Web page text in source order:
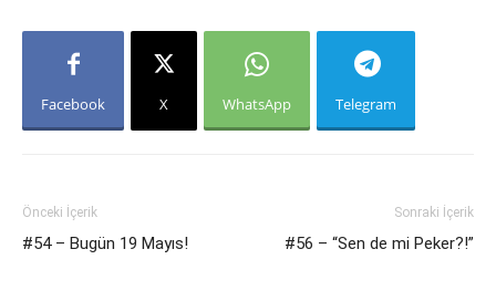
Facebook X WhatsApp Telegram
Önceki İçerik
#54 – Bugün 19 Mayıs!
Sonraki İçerik
#56 – “Sen de mi Peker?!”